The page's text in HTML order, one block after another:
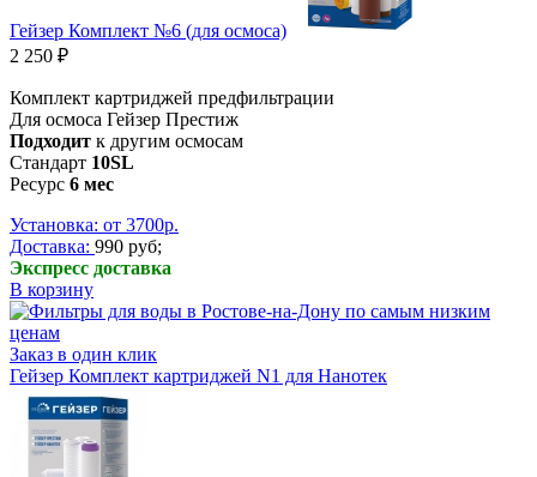
Гейзер Комплект №6 (для осмоса)
2 250 ₽
Комплект картриджей предфильтрации
Для осмоса Гейзер Престиж
Подходит к другим осмосам
Стандарт 10SL
Ресурс 6 мес
Установка: от 3700р.
Доставка: 990 руб;
Экспресс доставка
В корзину
Заказ в один клик
Гейзер Комплект картриджей N1 для Нанотек